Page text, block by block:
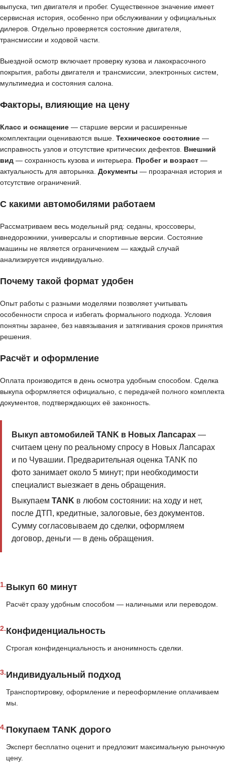
выпуска, тип двигателя и пробег. Существенное значение имеет
сервисная история, особенно при обслуживании у официальных
дилеров. Отдельно проверяется состояние двигателя,
трансмиссии и ходовой части.
Выездной осмотр включает проверку кузова и лакокрасочного
покрытия, работы двигателя и трансмиссии, электронных систем,
мультимедиа и состояния салона.
Факторы, влияющие на цену
Класс и оснащение — старшие версии и расширенные
комплектации оцениваются выше. Техническое состояние —
исправность узлов и отсутствие критических дефектов. Внешний
вид — сохранность кузова и интерьера. Пробег и возраст —
актуальность для авторынка. Документы — прозрачная история и
отсутствие ограничений.
С какими автомобилями работаем
Рассматриваем весь модельный ряд: седаны, кроссоверы,
внедорожники, универсалы и спортивные версии. Состояние
машины не является ограничением — каждый случай
анализируется индивидуально.
Почему такой формат удобен
Опыт работы с разными моделями позволяет учитывать
особенности спроса и избегать формального подхода. Условия
понятны заранее, без навязывания и затягивания сроков принятия
решения.
Расчёт и оформление
Оплата производится в день осмотра удобным способом. Сделка
выкупа оформляется официально, с передачей полного комплекта
документов, подтверждающих её законность.
Выкуп автомобилей TANK в Новых Лапсарах—
считаем цену по реальному спросу в Новых Лапсарах
и по Чувашии. Предварительная оценка TANK по
фото занимает около 5 минут; при необходимости
специалист выезжает в день обращения.
Выкупаем TANK в любом состоянии: на ходу и нет,
после ДТП, кредитные, залоговые, без документов.
Сумму согласовываем до сделки, оформляем
договор, деньги — в день обращения.
1.Выкуп 60 минут
Расчёт сразу удобным способом — наличными или переводом.
2.Конфиденциальность
Строгая конфиденциальность и анонимность сделки.
3.Индивидуальный подход
Транспортировку, оформление и переоформление оплачиваем
мы.
4.Покупаем TANK дорого
Эксперт бесплатно оценит и предложит максимальную рыночную
цену.